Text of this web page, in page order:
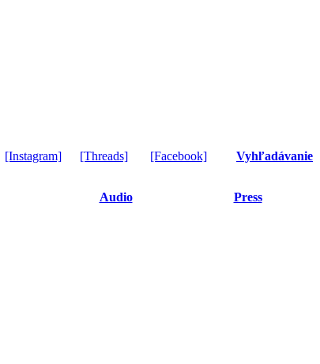
[Instagram] [Threads] [Facebook] Vyhľadávanie
Audio Press